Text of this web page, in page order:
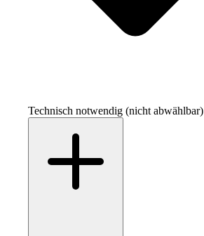
Technisch notwendig (nicht abwählbar)